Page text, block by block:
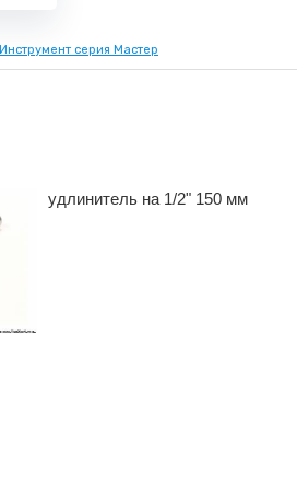
Инструмент серия Мастер
удлинитель на 1/2" 150 мм